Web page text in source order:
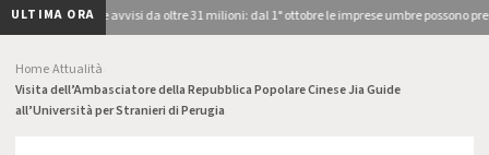
ULTIMA ORAi due avvisi da oltre 31 milioni: dal 1° ottobre le imprese umbre possono
HomeAttualità
Visita dell’Ambasciatore della Repubblica Popolare Cinese Jia Guide
all’Università per Stranieri di Perugia